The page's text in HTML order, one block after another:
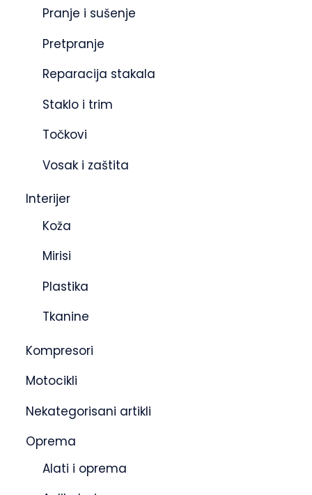
Pranje i sušenje
Pretpranje
Reparacija stakala
Staklo i trim
Točkovi
Vosak i zaštita
Interijer
Koža
Mirisi
Plastika
Tkanine
Kompresori
Motocikli
Nekategorisani artikli
Oprema
Alati i oprema